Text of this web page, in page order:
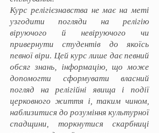
Курс релігієзнавства не має на меті
узгодити погляди на релігію
віруючого й невіруючого чи
привернути студентів до якоїсь
певної віри. Цей курс лише дає певний
обсяг знань, інформацію, що може
допомогти сформувати власний
погляд на релігійні явища і події
церковного життя і, таким чином,
наблизитися до розуміння культурної
спадщини, торкнутися скарбниці